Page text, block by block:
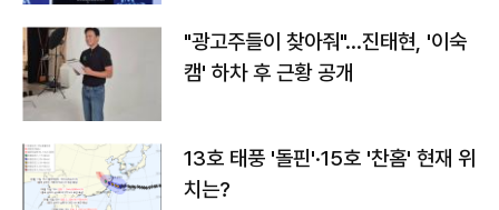
"광고주들이 찾아줘"…진태현, '이숙
캠' 하차 후 근황 공개
13호 태풍 '돌핀'·15호 '찬홈' 현재 위
치는?